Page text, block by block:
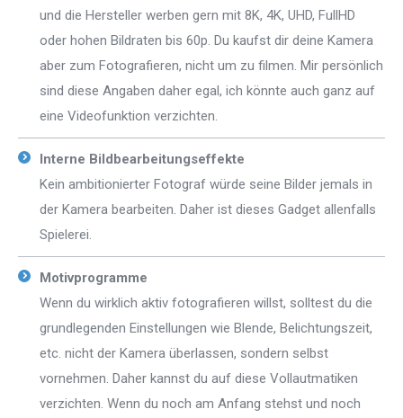
und die Hersteller werben gern mit 8K, 4K, UHD, FullHD
oder hohen Bildraten bis 60p. Du kaufst dir deine Kamera
aber zum Fotografieren, nicht um zu filmen. Mir persönlich
sind diese Angaben daher egal, ich könnte auch ganz auf
eine Videofunktion verzichten.
Interne Bildbearbeitungseffekte
Kein ambitionierter Fotograf würde seine Bilder jemals in
der Kamera bearbeiten. Daher ist dieses Gadget allenfalls
Spielerei.
Motivprogramme
Wenn du wirklich aktiv fotografieren willst, solltest du die
grundlegenden Einstellungen wie Blende, Belichtungszeit,
etc. nicht der Kamera überlassen, sondern selbst
vornehmen. Daher kannst du auf diese Vollautmatiken
verzichten. Wenn du noch am Anfang stehst und noch